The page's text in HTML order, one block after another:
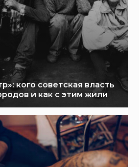
кого советская власть
и как с этим жили